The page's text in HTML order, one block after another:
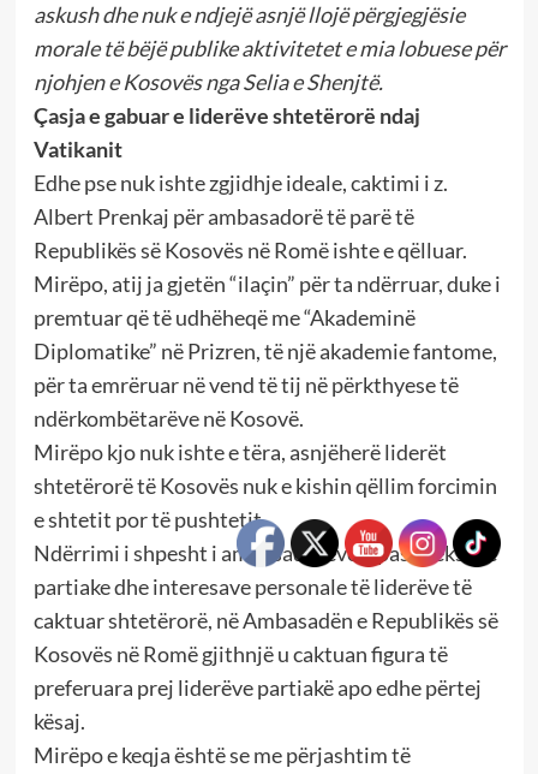
askush dhe nuk e ndjejë asnjë llojë përgjegjësie
morale të bëjë publike aktivitetet e mia lobuese për
njohjen e Kosovës nga Selia e Shenjtë.
Çasja e gabuar e liderëve shtetërorë ndaj
Vatikanit
Edhe pse nuk ishte zgjidhje ideale, caktimi i z.
Albert Prenkaj për ambasadorë të parë të
Republikës së Kosovës në Romë ishte e qëlluar.
Mirëpo, atij ja gjetën “ilaçin” për ta ndërruar, duke i
premtuar që të udhëheqë me “Akademinë
Diplomatike” në Prizren, të një akademie fantome,
për ta emrëruar në vend të tij në përkthyese të
ndërkombëtarëve në Kosovë.
Mirëpo kjo nuk ishte e tëra, asnjëherë liderët
shtetërorë të Kosovës nuk e kishin qëllim forcimin
e shtetit por të pushtetit.
Ndërrimi i shpesht i ambasadorëve sipas orekseve
partiake dhe interesave personale të liderëve të
caktuar shtetërorë, në Ambasadën e Republikës së
Kosovës në Romë gjithnjë u caktuan figura të
preferuara prej liderëve partiakë apo edhe përtej
kësaj.
Mirëpo e keqja është se me përjashtim të